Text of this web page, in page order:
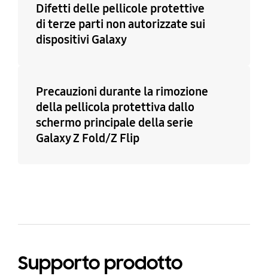
Difetti delle pellicole protettive
di terze parti non autorizzate sui
dispositivi Galaxy
Precauzioni durante la rimozione
della pellicola protettiva dallo
schermo principale della serie
Galaxy Z Fold/Z Flip
Supporto prodotto